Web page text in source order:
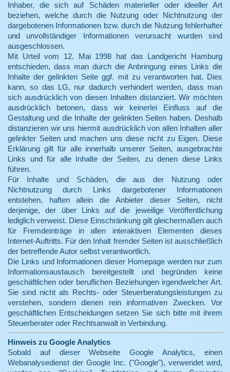
Inhaber, die sich auf Schäden materieller oder ideeller Art
beziehen, welche durch die Nutzung oder Nichtnutzung der
dargebotenen Informationen bzw. durch die Nutzung fehlerhafter
und unvollständiger Informationen verursacht wurden sind
ausgeschlossen.
Mit Urteil vom 12. Mai 1998 hat das Landgericht Hamburg
entschieden, dass man durch die Anbringung eines Links die
Inhalte der gelinkten Seite ggf. mit zu verantworten hat. Dies
kann, so das LG, nur dadurch verhindert werden, dass man
sich ausdrücklich von diesen Inhalten distanziert. Wir möchten
ausdrücklich betonen, dass wir keinerlei Einfluss auf die
Gestaltung und die Inhalte der gelinkten Seiten haben. Deshalb
distanzieren wir uns hiermit ausdrücklich von allen Inhalten aller
gelinkter Seiten und machen uns diese nicht zu Eigen. Diese
Erklärung gilt für alle innerhalb unserer Seiten, ausgebrachte
Links und für alle Inhalte der Seiten, zu denen diese Links
führen.
Für Inhalte und Schäden, die aus der Nutzung oder
Nichtnutzung durch Links dargebotener Informationen
entstehen, haften allein die Anbieter dieser Seiten, nicht
derjenige, der über Links auf die jeweilige Veröffentlichung
lediglich verweist. Diese Einschränkung gilt gleichermaßen auch
für Fremdeinträge in allen interaktiven Elementen dieses
Internet-Auftritts. Für den Inhalt fremder Seiten ist ausschließlich
der betreffende Autor selbst verantwortlich.
Die Links und Informationen dieser Homepage werden nur zum
Informationsaustausch bereitgestellt und begründen keine
geschäftlichen oder beruflichen Beziehungen irgendwelcher Art.
Sie sind nicht als Rechts- oder Steuerberatungsleistungen zu
verstehen, sondern dienen rein informativen Zwecken. Vor
geschäftlichen Entscheidungen setzen Sie sich bitte mit ihrem
Steuerberater oder Rechtsanwalt in Verbindung.
Hinweis zu Google Analytics
Sobald auf dieser Webseite Google Analytics, einen
Webanalysedienst der Google Inc. ("Google"), verwendet wird,